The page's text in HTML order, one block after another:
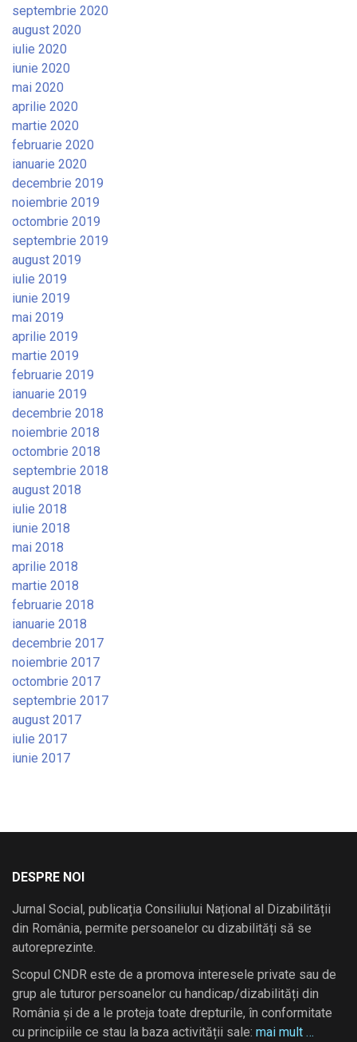
septembrie 2020
august 2020
iulie 2020
iunie 2020
mai 2020
aprilie 2020
martie 2020
februarie 2020
ianuarie 2020
decembrie 2019
noiembrie 2019
octombrie 2019
septembrie 2019
august 2019
iulie 2019
iunie 2019
mai 2019
aprilie 2019
martie 2019
februarie 2019
ianuarie 2019
decembrie 2018
noiembrie 2018
octombrie 2018
septembrie 2018
august 2018
iulie 2018
iunie 2018
mai 2018
aprilie 2018
martie 2018
februarie 2018
ianuarie 2018
decembrie 2017
noiembrie 2017
octombrie 2017
septembrie 2017
august 2017
iulie 2017
iunie 2017
DESPRE NOI
Jurnal Social, publicația Consiliului Național al Dizabilității
din România, permite persoanelor cu dizabilități să se
autoreprezinte.
Scopul CNDR este de a promova interesele private sau de
grup ale tuturor persoanelor cu handicap/dizabilități din
România și de a le proteja toate drepturile, în conformitate
cu principiile ce stau la baza activității sale: mai mult …